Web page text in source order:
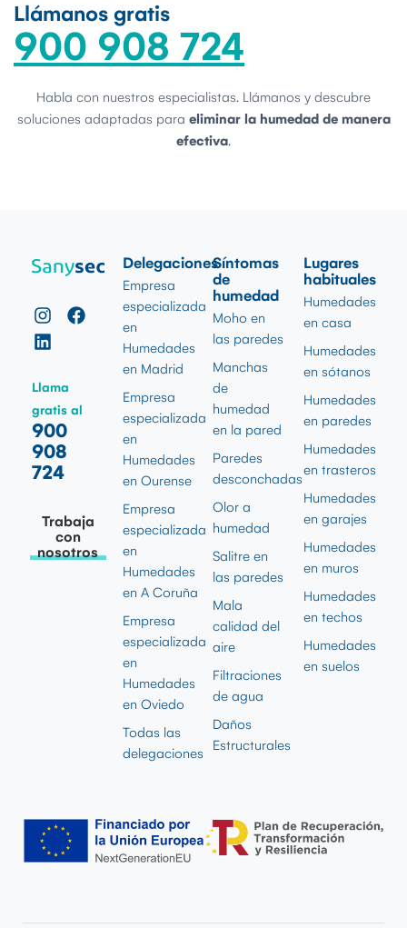
Llámanos gratis
900 908 724
Habla con nuestros especialistas. Llámanos y descubre
soluciones adaptadas para eliminar la humedad de manera
efectiva.
Llama
gratis al
900
908
724
Trabaja
con
nosotros
Delegaciones
Empresa
especializada
en
Humedades
en Madrid
Empresa
especializada
en
Humedades
en Ourense
Empresa
especializada
en
Humedades
en A Coruña
Empresa
especializada
en
Humedades
en Oviedo
Todas las
delegaciones
Síntomas
de
humedad
Moho en
las paredes
Manchas
de
humedad
en la pared
Paredes
desconchadas
Olor a
humedad
Salitre en
las paredes
Mala
calidad del
aire
Filtraciones
de agua
Daños
Estructurales
Lugares
habituales
Humedades
en casa
Humedades
en sótanos
Humedades
en paredes
Humedades
en trasteros
Humedades
en garajes
Humedades
en muros
Humedades
en techos
Humedades
en suelos